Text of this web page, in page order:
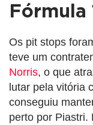
Fórmula
Os pit stops
teve um
Norris, o que
lutar pela vitória
conseguiu
perto por Piastri.